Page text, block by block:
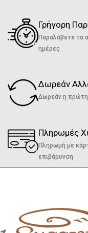
Γρήγορη
Παραλάβετε τα
ημέρες
Δωρεάν
Δωρεάν η πρώτη
Πληρωμές
Πληρωμή με
επιβάρυνση